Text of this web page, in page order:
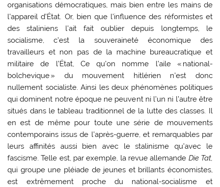
organisations démocratiques, mais bien entre les mains de
l’appareil d’État. Or, bien que l’influence des réformistes et
des staliniens l’ait fait oublier depuis longtemps, le
socialisme, c’est la souveraineté économique des
travailleurs et non pas de la machine bureaucratique et
militaire de l’État, Ce qu’on nomme l’aile « national-
bolchevique » du mouvement hitlérien n’est donc
nullement socialiste. Ainsi les deux phénomènes politiques
qui dominent notre époque ne peuvent ni l’un ni l’autre être
situés dans le tableau traditionnel de la lutte des classes. Il
en est de même pour toute une série de mouvements
contemporains issus de l’après-guerre, et remarquables par
leurs affinités aussi bien avec le stalinisme qu’avec le
fascisme. Telle est, par exemple, la revue allemande Die Tat,
qui groupe une pléiade de jeunes et brillants économistes,
est extrêmement proche du national-socialisme et